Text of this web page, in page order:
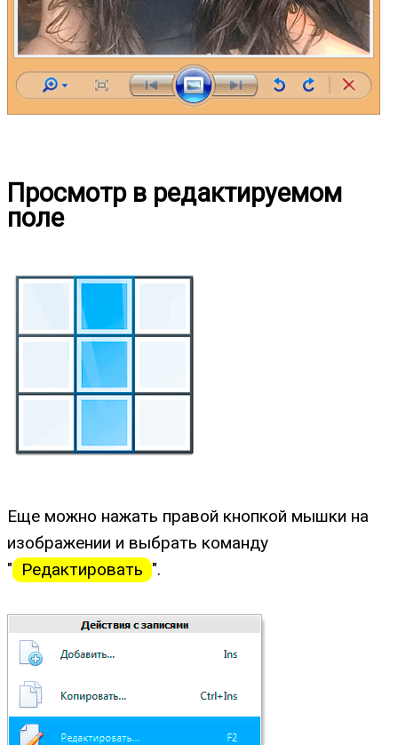
Просмотр в редактируемом
поле
Еще можно нажать правой кнопкой мышки на
изображении и выбрать команду
" Редактировать ".